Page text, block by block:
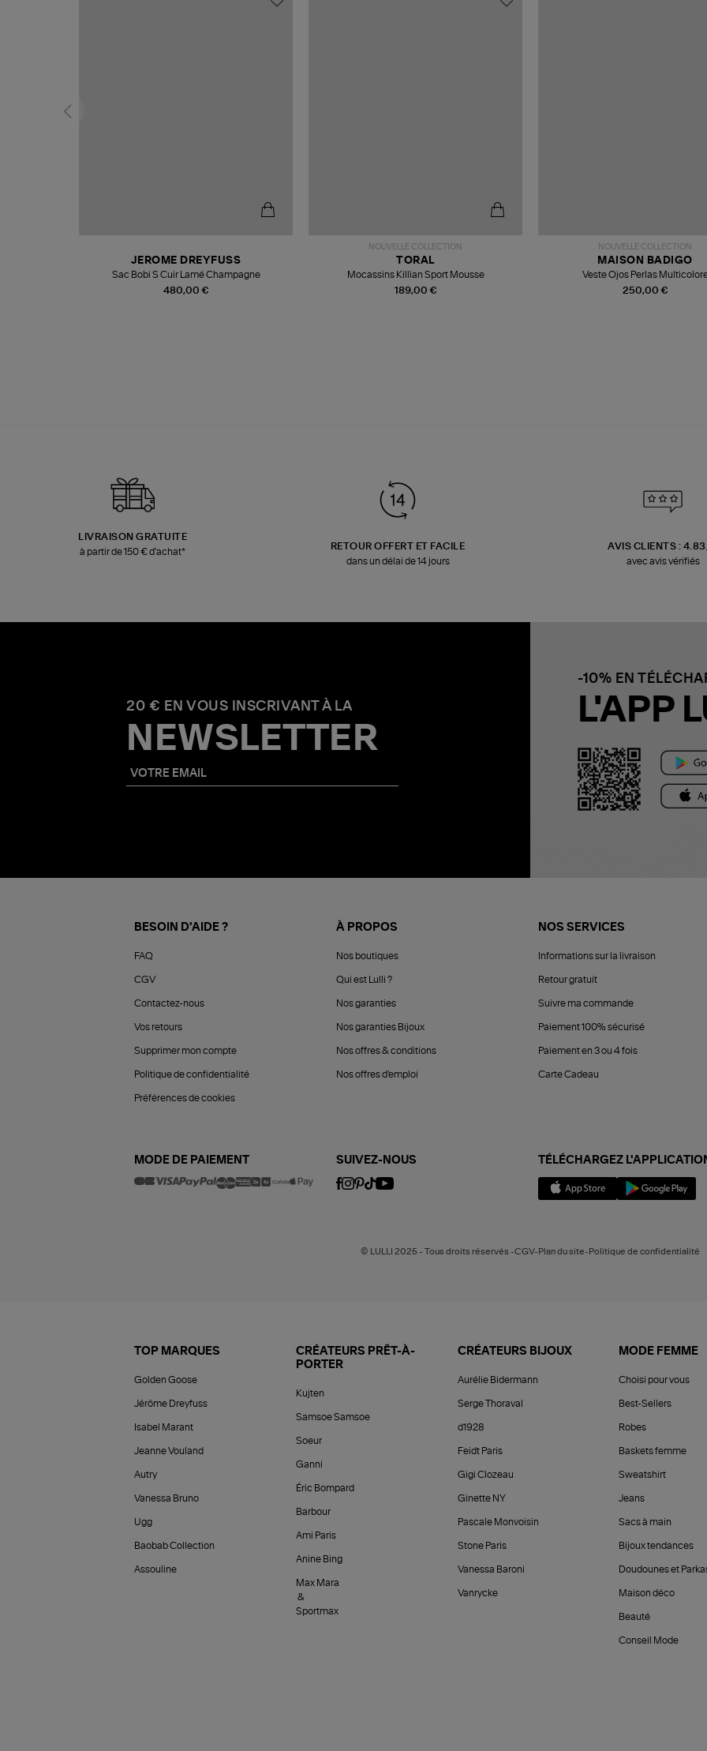
480,00 €
JEROME DREYFUSS
Sac Bobi S Cuir Lamé Champagne
NOUVELLE COLLECTION
189,00 €
TORAL
Mocassins Killian Sport Mousse
NOUVELLE COLLECTION
250,00 €
MAISON BADIGO
Veste Ojos Perlas
LIVRAISON GRATUITE
à partir de 150 € d'achat*
RETOUR OFFERT ET FACILE
dans un délai de 14 jours
AVIS CLIENTS :
avec avis vérifiés
20 € EN VOUS INSCRIVANT À LA
NEWSLETTER
-10% EN
L'APP
BESOIN D'AIDE ?
FAQ
CGV
Contactez-nous
Vos retours
Supprimer mon compte
Politique de confidentialité
Préférences de cookies
À PROPOS
Nos boutiques
Qui est Lulli ?
Nos garanties
Nos garanties Bijoux
Nos offres & conditions
Nos offres d'emploi
NOS SERVICES
Informations sur la livraison
Retour gratuit
Suivre ma commande
Paiement 100% sécurisé
Paiement en 3 ou 4 fois
Carte Cadeau
MODE DE PAIEMENT SUIVEZ-NOUS TÉLÉCHARGEZ
© LULLI 2025 - Tous droits réservés -CGV-Plan du site-Politique de confidentialité
TOP MARQUES
Golden Goose
Jérôme Dreyfuss
Isabel Marant
Jeanne Vouland
Autry
Vanessa Bruno
Ugg
Baobab Collection
Assouline
CRÉATEURS PRÊT-À-
PORTER
Kujten
Samsoe Samsoe
Soeur
Ganni
Éric Bompard
Barbour
Ami Paris
Anine Bing
Max Mara
&
Sportmax
CRÉATEURS BIJOUX
Aurélie Bidermann
Serge Thoraval
d1928
Feidt Paris
Gigi Clozeau
Ginette NY
Pascale Monvoisin
Stone Paris
Vanessa Baroni
Vanrycke
MODE FEMME
Choisi pour vous
Best-Sellers
Robes
Baskets femme
Sweatshirt
Jeans
Sacs à main
Bijoux tendances
Doudounes et
Maison déco
Beauté
Conseil Mode